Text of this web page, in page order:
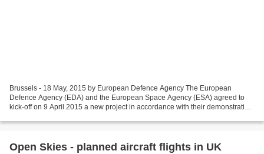
Brussels - 18 May, 2015 by European Defence Agency The European
Defence Agency (EDA) and the European Space Agency (ESA) agreed to
kick-off on 9 April 2015 a new project in accordance with their demonstration
Open Skies - planned aircraft flights in UK